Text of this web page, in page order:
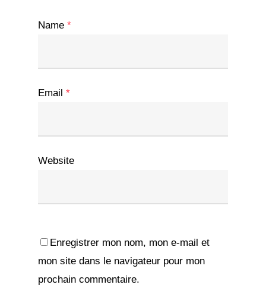
Name *
Email *
Website
Enregistrer mon nom, mon e-mail et
mon site dans le navigateur pour mon
prochain commentaire.